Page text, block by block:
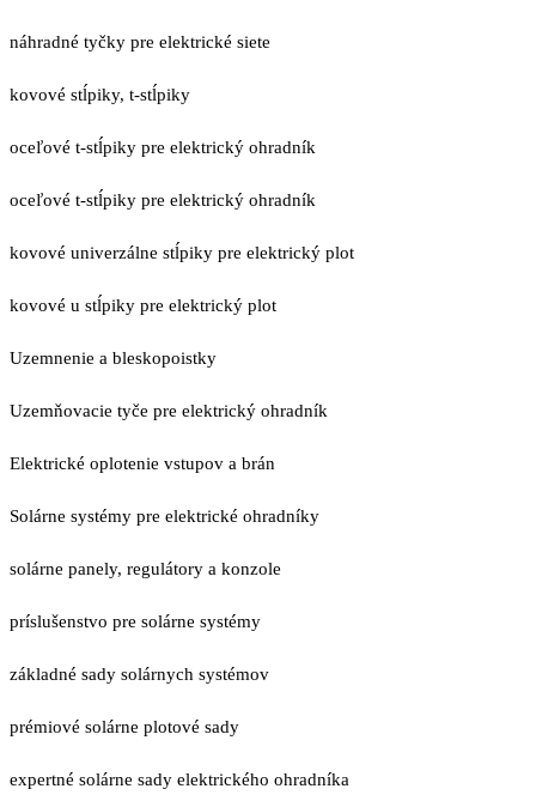
náhradné tyčky pre elektrické siete
kovové stĺpiky, t-stĺpiky
oceľové t-stĺpiky pre elektrický ohradník
oceľové t-stĺpiky pre elektrický ohradník
kovové univerzálne stĺpiky pre elektrický plot
kovové u stĺpiky pre elektrický plot
Uzemnenie a bleskopoistky
Uzemňovacie tyče pre elektrický ohradník
Elektrické oplotenie vstupov a brán
Solárne systémy pre elektrické ohradníky
solárne panely, regulátory a konzole
príslušenstvo pre solárne systémy
základné sady solárnych systémov
prémiové solárne plotové sady
expertné solárne sady elektrického ohradníka